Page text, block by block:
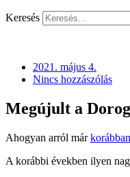
Keresés
2021. május 4.
Nincs hozzászólás
Megújult a
Ahogyan arról már
A korábbi években ilyen